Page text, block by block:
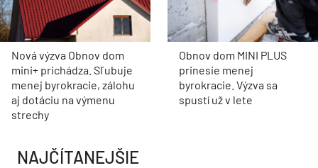
Nová výzva Obnov dom
mini+ prichádza. Sľubuje
menej byrokracie, zálohu
aj dotáciu na výmenu
strechy
Obnov dom MINI PLUS
prinesie menej
byrokracie. Výzva sa
spustí už v lete
NAJČÍTANEJŠIE